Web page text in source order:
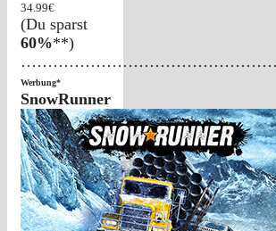
34.99€
(Du sparst
60%**)
Werbung*
SnowRunner